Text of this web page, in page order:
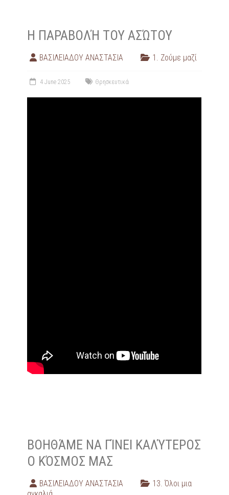
Η ΠΑΡΑΒΟΛΉ ΤΟΥ ΑΣΏΤΟΥ
ΒΑΣΙΛΕΙΑΔΟΥ ΑΝΑΣΤΑΣΙΑ 1. Ζούμε μαζί
4 June 2025 Θρησκευτικά
ΒΟΗΘΆΜΕ ΝΑ ΓΊΝΕΙ ΚΑΛΎΤΕΡΟΣ
Ο ΚΌΣΜΟΣ ΜΑΣ
ΒΑΣΙΛΕΙΑΔΟΥ ΑΝΑΣΤΑΣΙΑ
13. Όλοι μια